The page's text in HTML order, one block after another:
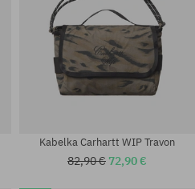
Kabelka Carhartt WIP Travon
82,90 € 72,90 €